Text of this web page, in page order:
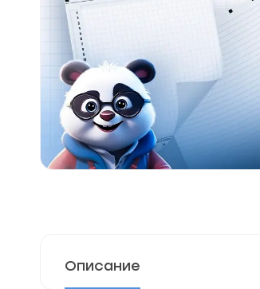
Описание